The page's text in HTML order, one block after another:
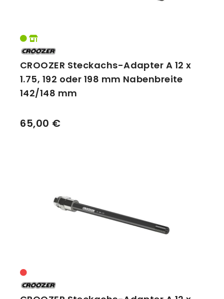
CROOZER Steckachs-Adapter A 12 x
1.75, 192 oder 198 mm Nabenbreite
142/148 mm
65,00 €